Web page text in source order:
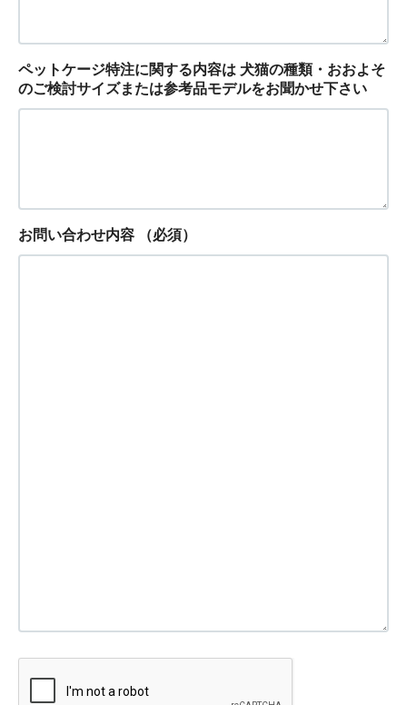
ペットケージ特注に関する内容は 犬猫の種類・おおよそ
のご検討サイズまたは参考品モデルをお聞かせ下さい
お問い合わせ内容 （必須）